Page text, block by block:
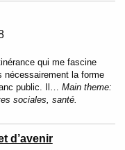
qui me fascine
nécessairement la forme
public. Il… Main theme:
sociales, santé.
d’avenir